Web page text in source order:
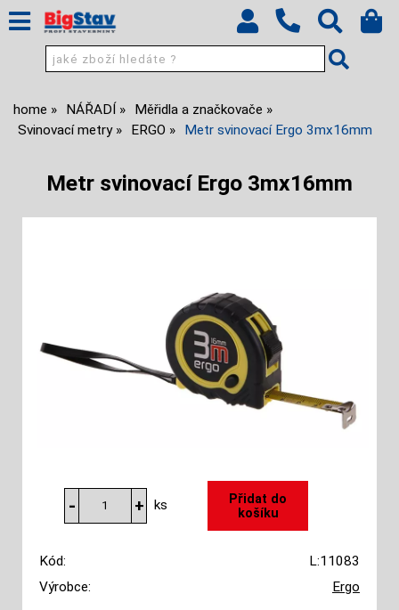
home NÁŘADÍ
Měřidla a značkovače
Svinovací metry
ERGO Metr svinovací Ergo 3mx16mm
Metr svinovací Ergo 3mx16mm
ks
Kód:
L:11083
Výrobce:
Ergo